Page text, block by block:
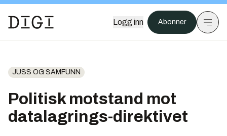
Logg inn Abonner
JUSS OG SAMFUNN
Politisk motstand mot
datalagrings-direktivet